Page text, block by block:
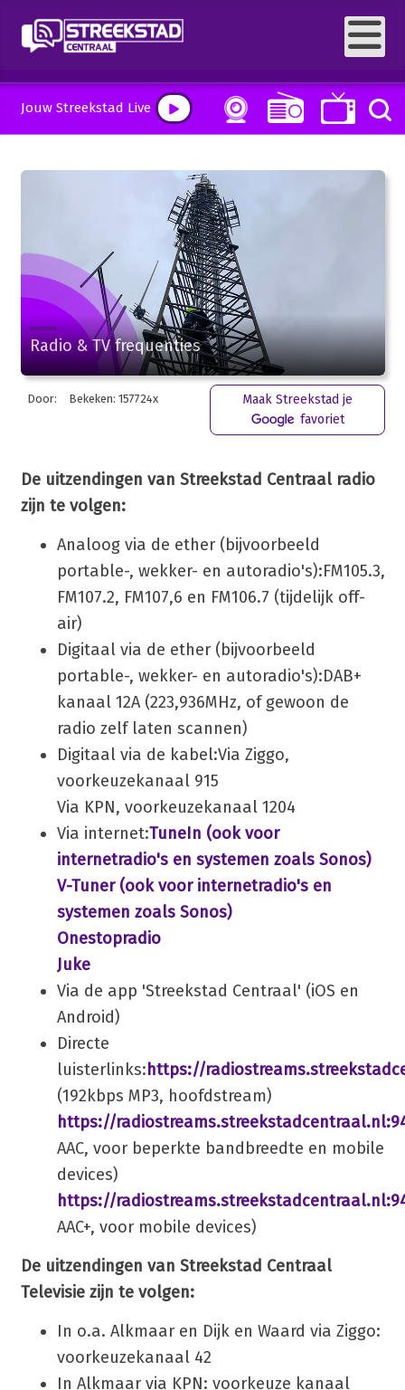
Jouw Streekstad Live
Radio & TV frequenties
Door: Bekeken: 157724x
Maak Streekstad je
favoriet
De uitzendingen van Streekstad Centraal radio
zijn te volgen:
Analoog via de ether (bijvoorbeeld
portable-, wekker- en autoradio's):FM105.3,
FM107.2, FM107,6 en FM106.7 (tijdelijk off-
air)
Digitaal via de ether (bijvoorbeeld
portable-, wekker- en autoradio's):DAB+
kanaal 12A (223,936MHz, of gewoon de
radio zelf laten scannen)
Digitaal via de kabel:Via Ziggo,
voorkeuzekanaal 915
Via KPN, voorkeuzekanaal 1204
Via internet:TuneIn (ook voor
internetradio's en systemen zoals Sonos)
V-Tuner (ook voor internetradio's en
systemen zoals Sonos)
Onestopradio
Juke
Via de app 'Streekstad Centraal' (iOS en
Android)
Directe
luisterlinks:https://
(192kbps MP3, hoofdstream)
https://
AAC, voor beperkte bandbreedte en mobile
devices)
https://
AAC+, voor mobile devices)
De uitzendingen van Streekstad Centraal
Televisie zijn te volgen:
In o.a. Alkmaar en Dijk en Waard via Ziggo:
voorkeuzekanaal 42
In Alkmaar via KPN: voorkeuze kanaal